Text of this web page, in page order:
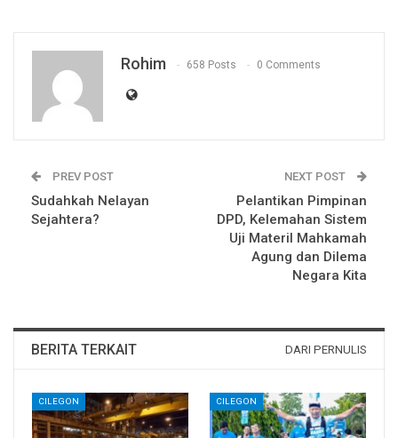
Rohim 658 Posts 0 Comments
PREV POST
Sudahkah Nelayan
Sejahtera?
NEXT POST
Pelantikan Pimpinan
DPD, Kelemahan Sistem
Uji Materil Mahkamah
Agung dan Dilema
Negara Kita
BERITA TERKAIT DARI PERNULIS
CILEGON CILEGON